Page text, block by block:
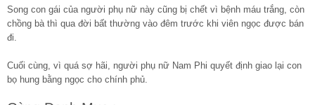
Song con gái của người phụ nữ này cũng bị chết vì bệnh máu trắng, còn
chồng bà thì qua đời bất thường vào đêm trước khi viên ngọc được bán
đi.
Cuối cùng, vì quá sợ hãi, người phụ nữ Nam Phi quyết định giao lại con
bọ hung bằng ngọc cho chính phủ.